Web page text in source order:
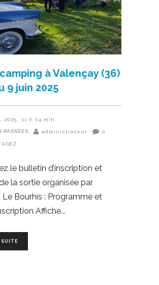
à Valençay (36)
9 juin 2025
2025 11 h 04 min
PASSÉES administrateur 0
le bulletin d’inscription et
la sortie organisée par
Le Bourhis : Programme et
Affiche
SUITE